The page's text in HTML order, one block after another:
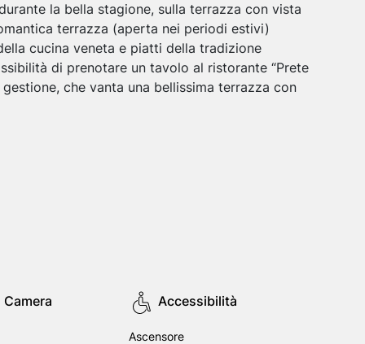
la bella stagione, sulla terrazza con vista
terrazza (aperta nei periodi estivi)
cucina veneta e piatti della tradizione
di prenotare un tavolo al ristorante “Prete
che vanta una bellissima terrazza con
Accessibilità
Ascensore